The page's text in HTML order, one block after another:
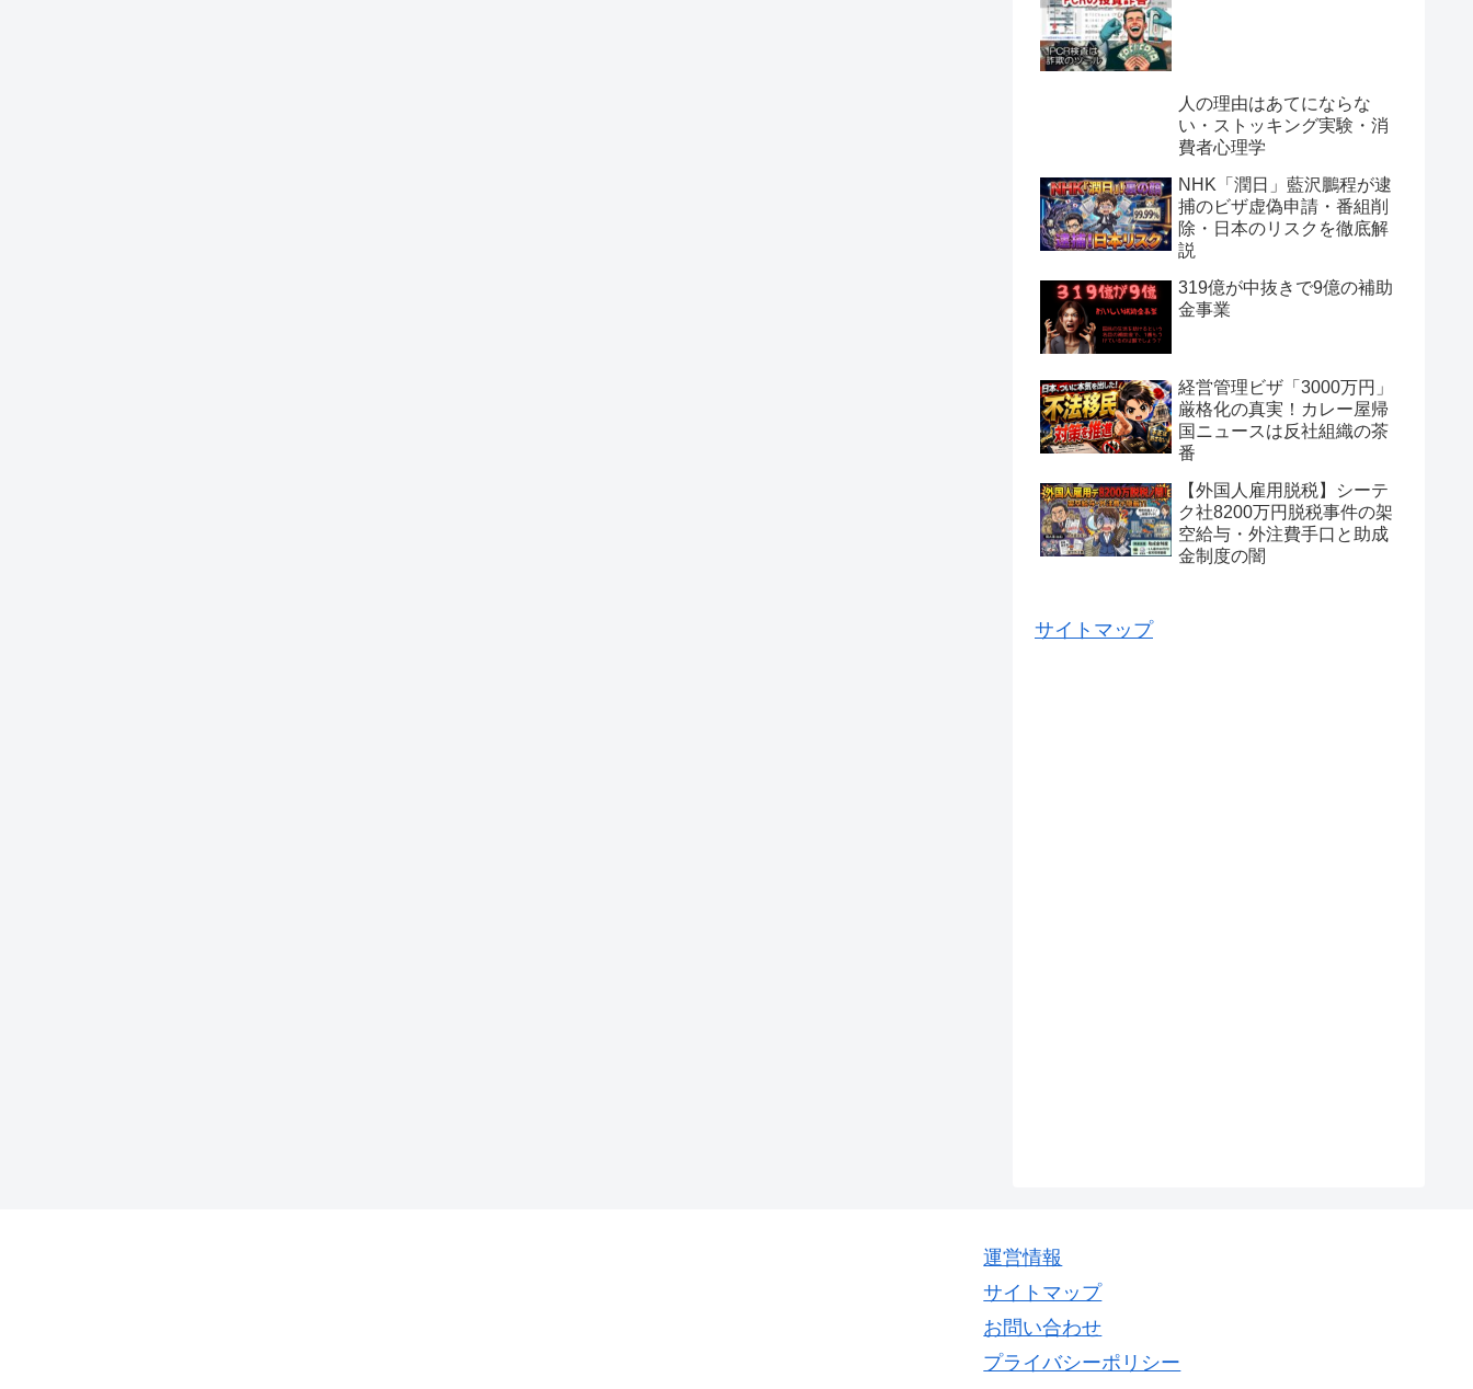
人の理由はあてにならな
い・ストッキング実験・消
費者心理学
NHK「潤日」藍沢鵬程が逮
捕のビザ虚偽申請・番組削
除・日本のリスクを徹底解
説
319億が中抜きで9億の補助
金事業
経営管理ビザ「3000万円」
厳格化の真実！カレー屋帰
国ニュースは反社組織の茶
番
【外国人雇用脱税】シーテ
ク社8200万円脱税事件の架
空給与・外注費手口と助成
金制度の闇
サイトマップ
運営情報
サイトマップ
お問い合わせ
プライバシーポリシー